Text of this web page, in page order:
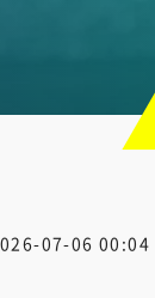
07-06 00:04